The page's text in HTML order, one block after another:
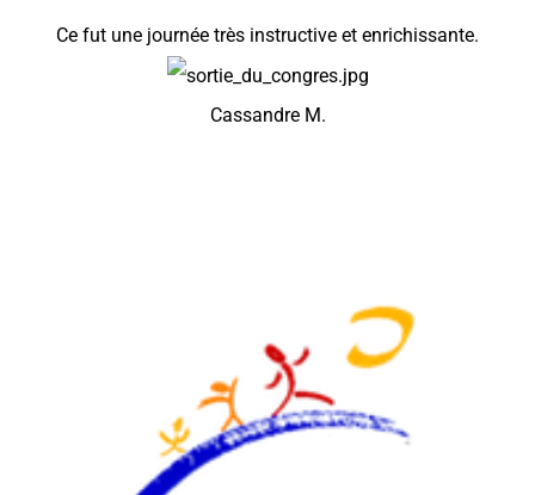
Ce fut une journée très instructive et enrichissante.
Cassandre M.